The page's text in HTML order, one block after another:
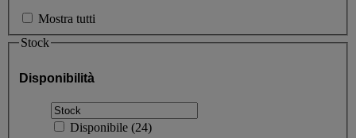
Mostra tutti
Stock
Disponibilità
Disponibile (24)